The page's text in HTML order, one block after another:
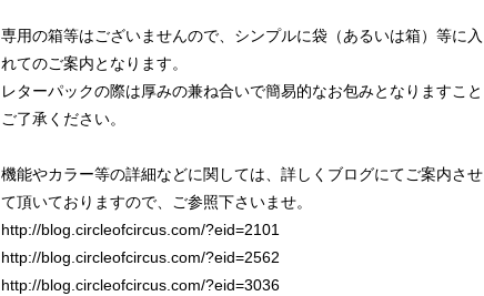
専用の箱等はございませんので、シンプルに袋（あるいは箱）等に入
れてのご案内となります。
レターパックの際は厚みの兼ね合いで簡易的なお包みとなりますこと
ご了承ください。
機能やカラー等の詳細などに関しては、詳しくブログにてご案内させ
て頂いておりますので、ご参照下さいませ。
http://blog.circleofcircus.com/?eid=2101
http://blog.circleofcircus.com/?eid=2562
http://blog.circleofcircus.com/?eid=3036